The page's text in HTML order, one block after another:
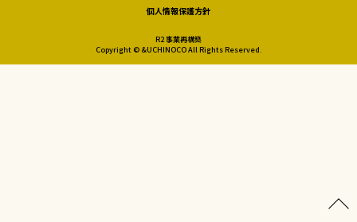
個人情報保護方針
R2 事業再構築
Copyright © &UCHINOCO All Rights Reserved.